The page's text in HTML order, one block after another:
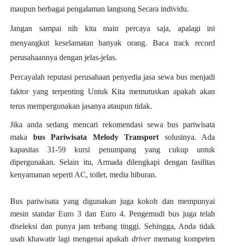
maupun berbagai pengalaman langsung Secara individu.
Jangan sampai nih kita main percaya saja, apalagi ini
menyangkut keselamatan banyak orang. Baca track record
perusahaannya dengan jelas-jelas.
Percayalah reputasi perusahaan penyedia jasa sewa bus menjadi
faktor yang terpenting Untuk Kita memutuskan apakah akan
terus mempergunakan jasanya ataupun tidak.
Jika anda sedang mencari rekomendasi sewa bus pariwisata
maka bus Pariwisata Melody Transport solusinya. Ada
kapasitas 31-59 kursi penumpang yang cukup untuk
dipergunakan. Selain itu, Armada dilengkapi dengan fasilitas
kenyamanan seperti AC, toilet, media hiburan.
Bus pariwisata yang digunakan juga kokoh dan mempunyai
mesin standar Euro 3 dan Euro 4. Pengemudi bus juga telah
diseleksi dan punya jam terbang tinggi. Sehingga, Anda tidak
usah khawatir lagi mengenai apakahdrivermemang kompeten